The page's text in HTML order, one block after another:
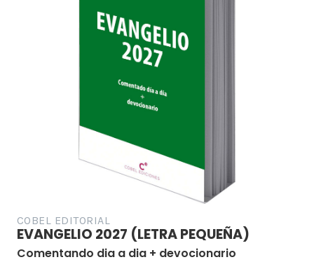
COBEL EDITORIAL
EVANGELIO 2027 (LETRA PEQUEÑA)
Comentando dia a dia + devocionario